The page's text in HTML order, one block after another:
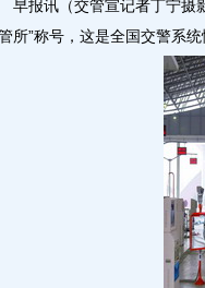
报讯（交管宣记者丁宁摄影
所”称号，这是全国交警系统